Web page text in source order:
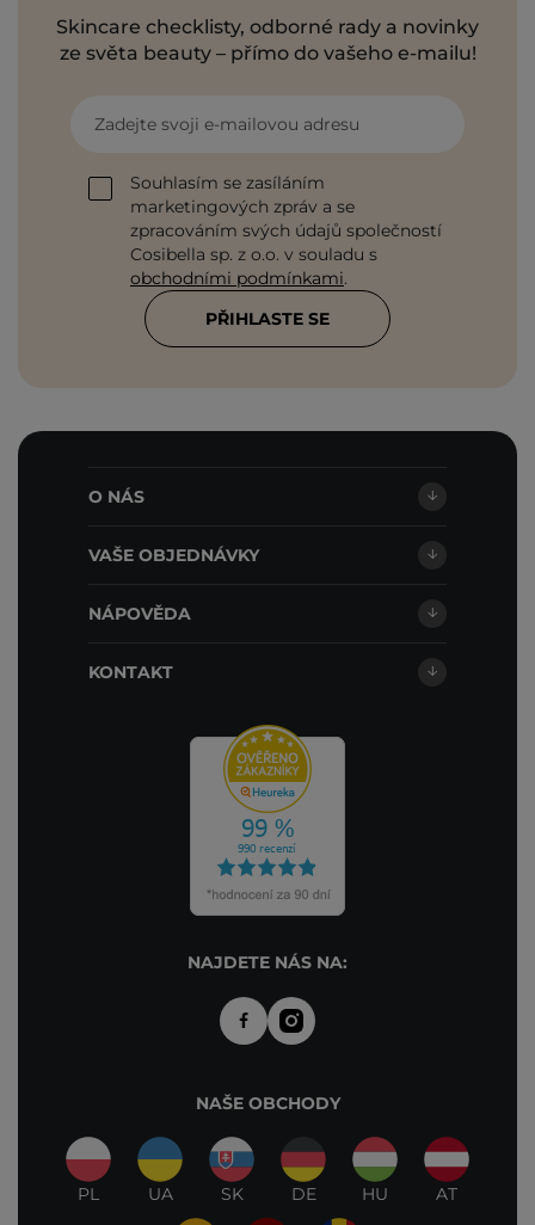
Skincare checklisty, odborné rady a novinky
ze světa beauty – přímo do vašeho e-mailu!
Zadejte svoji e-mailovou adresu
Souhlasím se zasíláním
marketingových zpráv a se
zpracováním svých údajů společností
Cosibella sp. z o.o. v souladu s
obchodními podmínkami.
PŘIHLASTE SE
O NÁS
VAŠE OBJEDNÁVKY
NÁPOVĚDA
KONTAKT
NAJDETE NÁS NA:
NAŠE OBCHODY
PL UA SK DE HU AT